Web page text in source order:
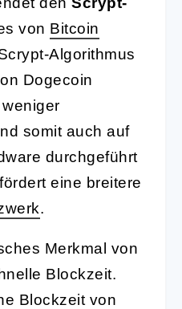
von Bitcoin
Algorithmus
Dogecoin
somit auch auf
durchgeführt
eine breitere
.
Merkmal von
Blockzeit.
Blockzeit von